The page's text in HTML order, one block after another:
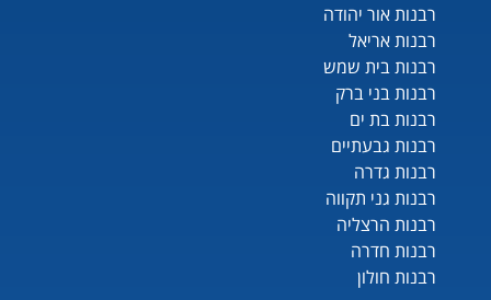
רבנות אור יהודה
רבנות אריאל
רבנות בית שמש
רבנות בני ברק
רבנות בת ים
רבנות גבעתיים
רבנות גדרה
רבנות גני תקווה
רבנות הרצליה
רבנות חדרה
רבנות חולון